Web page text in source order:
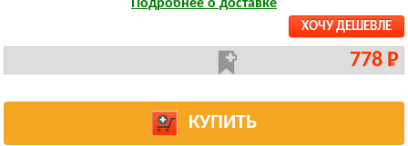
Подробнее о доставке
ХОЧУ ДЕШЕВЛЕ
778 Р
КУПИТЬ